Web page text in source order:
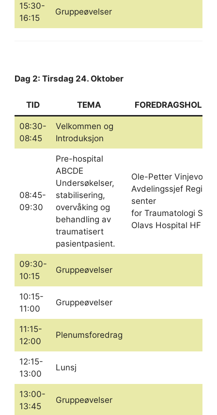
15:30-
16:15
Gruppeøvelser
Dag 2: Tirsdag 24. Oktober
TID TEMA
08:30-
08:45
Velkommen og
Introduksjon
08:45-
09:30
Pre-hospital
ABCDE
Undersøkelser,
stabilisering,
overvåking og
behandling av
traumatisert
pasientpasient.
Ole-Petter Vinjevoll,
Avdelingssjef
senter
for Traumatologi St.
Olavs Hospital HF
09:30-
10:15
Gruppeøvelser
10:15-
11:00
Gruppeøvelser
11:15-
12:00
Plenumsforedrag
12:15-
13:00
Lunsj
13:00-
13:45
Gruppeøvelser